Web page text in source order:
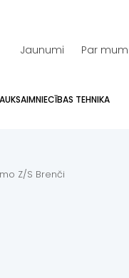
Jaunumi Par
TEHNIKA
Z/S Brenči